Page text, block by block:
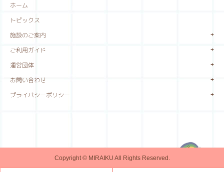
ホーム
トピックス
施設のご案内
ご利用ガイド
運営団体
お問い合わせ
プライバシーポリシー
Copyright © MIRAIKU All Rights Reserved.